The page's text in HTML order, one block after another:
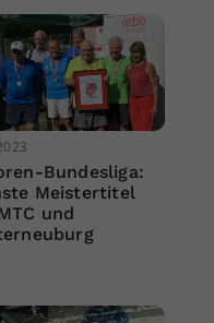
Bundesliga:
Meistertitel
und